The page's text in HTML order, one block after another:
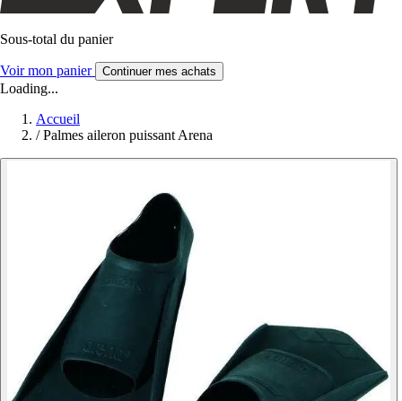
Sous-total du panier
Voir mon panier Continuer mes achats
Loading...
Accueil
/ Palmes aileron puissant Arena